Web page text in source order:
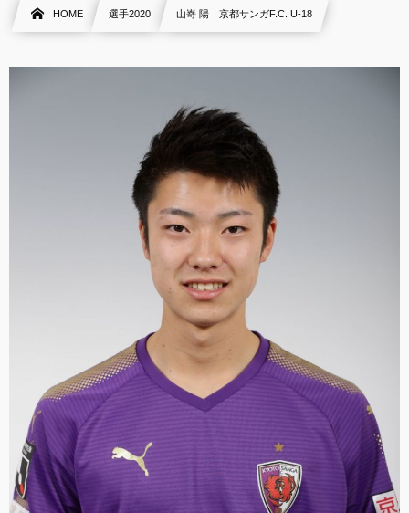
HOME 選手2020 山嵜 陽 京都サンガF.C. U-18